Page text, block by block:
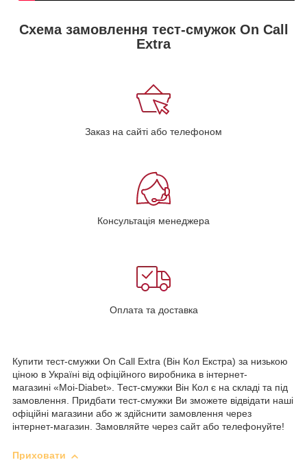
Схема замовлення тест-смужок On Call
Extra
Заказ на сайті або телефоном
Консультація менеджера
Оплата та доставка
Купити тест-смужки On Call Extra (Він Кол Екстра) за низькою
ціною в Україні від офіційного виробника в інтернет-
магазині «Moi-Diabet». Тест-смужки Він Кол є на складі та під
замовлення. Придбати тест-смужки Ви зможете відвідати наші
офіційні магазини або ж здійснити замовлення через
інтернет-магазин. Замовляйте через сайт або телефонуйте!
Приховати